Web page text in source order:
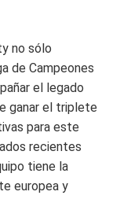
no sólo
de Campeones
el legado
ganar el triplete
para este
recientes
tiene la
europea y